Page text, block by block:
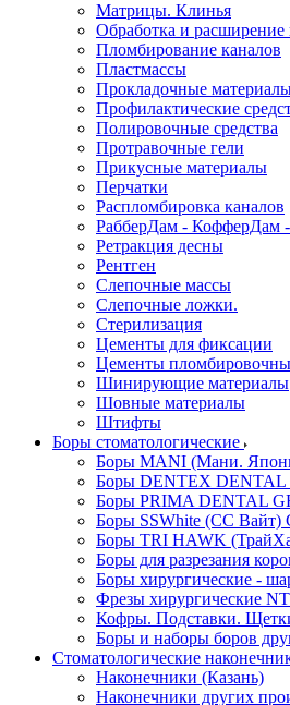
Матрицы. Клинья
Обработка и расширение
Пломбирование каналов
Пластмассы
Прокладочные
Профилактические
Полировочные средства
Протравочные гели
Прикусные материалы
Перчатки
Распломбировка каналов
РабберДам - КофферДам
Ретракция десны
Рентген
Слепочные массы
Слепочные ложки.
Стерилизация
Цементы для фиксации
Цементы
Шинирующие материалы
Шовные материалы
Штифты
Боры стоматологические
Боры MANI (Мани.
Боры DENTEX DENTAL
Боры PRIMA DENTAL
Боры SSWhite (СС
Боры TRI HAWK
Боры для разрезания
Боры хирургические -
Фрезы хирургические
Кофры. Подставки.
Боры и наборы боров
Стоматологические
Наконечники (Казань)
Наконечники других